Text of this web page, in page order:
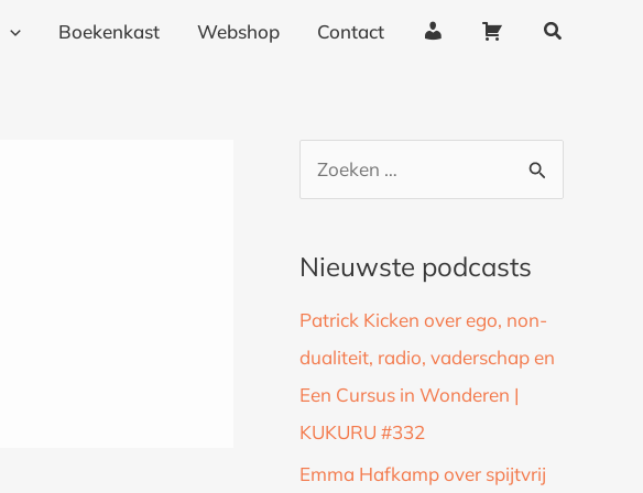
Boekenkast Webshop Contact
e
v
e
W
g
Zoeken
n
a
a
r
:
Nieuwste podcasts
Patrick Kicken over ego, non-
dualiteit, radio, vaderschap en
Een Cursus in Wonderen |
KUKURU #332
Emma Hafkamp over spijtvrij